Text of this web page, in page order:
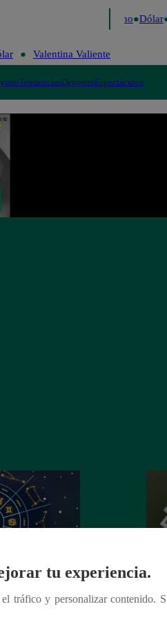
Fútbol peruano Dólar
Valentina Valiente
TendenciasDeportesEspectáculos
junio: ¿cómo
según la IA?
tu experiencia.
tráfico y personalizar contenido.